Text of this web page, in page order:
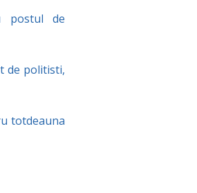
postul de
de politisti,
totdeauna